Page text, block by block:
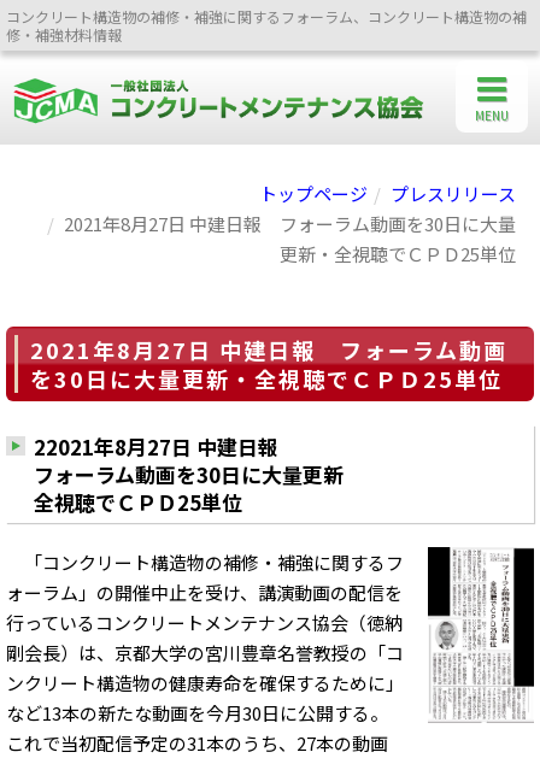
コンクリート構造物の補修・補強に関するフォーラム、コンクリート構造物の補
修・補強材料情報
トップページ
プレスリリース
2021年8月27日 中建日報 フォーラム動画を30日に大量
更新・全視聴でＣＰＤ25単位
2021年8月27日 中建日報 フォーラム動画
を30日に大量更新・全視聴でＣＰＤ25単位
22021年8月27日 中建日報
フォーラム動画を30日に大量更新
全視聴でＣＰＤ25単位
「コンクリート構造物の補修・補強に関するフ
ォーラム」の開催中止を受け、講演動画の配信を
行っているコンクリートメンテナンス協会（徳納
剛会長）は、京都大学の宮川豊章名誉教授の「コ
ンクリート構造物の健康寿命を確保するために」
など13本の新たな動画を今月30日に公開する。
これで当初配信予定の31本のうち、27本の動画
MENU